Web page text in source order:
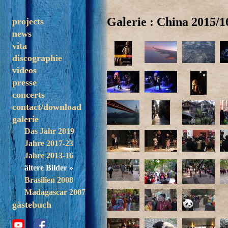
projects
solo
trezoulé
band
madagascar
news
vita
discographie
videos
presse
concerts
contact/download
galerie
Das Jahr 2019
Jahre 2017-23
Jahre 2013-16
ältere Bilder »
Brasilien 2008
Madagascar 2007
gästebuch
Galerie : China 2015/